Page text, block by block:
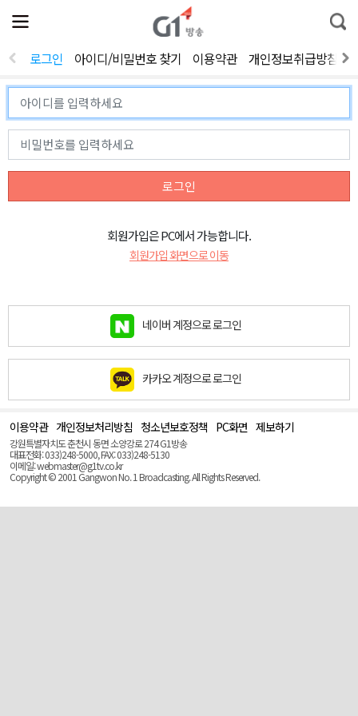
전
체
뉴
열
통
합
색
로그인 아이디/비밀번호 찾기 이용약관 개인정보취급방침
로그인
회원가입은 PC에서 가능합니다.
회원가입 화면으로 이동
네이버 계정으로 로그인
카카오 계정으로 로그인
이용약관 개인정보처리방침 청소년보호정책 PC화면 제보하기
강원특별자치도 춘천시 동면 소양강로 274 G1방송
대표전화: 033)248-5000, FAX: 033)248-5130
이메일: webmaster@g1tv.co.kr
Copyright © 2001 Gangwon No. 1 Broadcasting. All Rights Reserved.